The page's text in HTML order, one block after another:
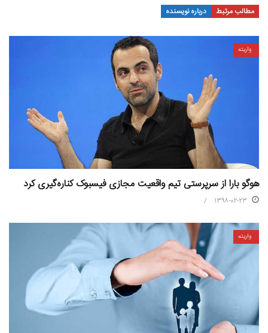
مطالب مرتبط درباره نویسنده
واریته
هوگو بارا از سرپرستی تیم واقعیت مجازی فیسبوک کناره‌گیری کرد
1398-02-23
واریته